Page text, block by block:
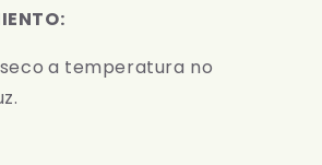
a temperatura no